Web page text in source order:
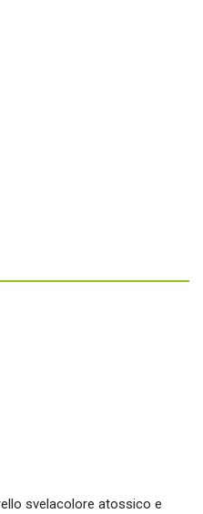
svelacolore atossico e